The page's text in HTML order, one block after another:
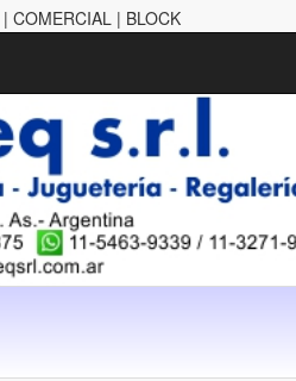
COMERCIAL | BLOCK